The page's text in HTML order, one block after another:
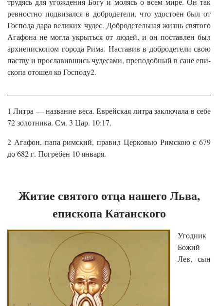
ревностно подвизался в добродетели, что удостоен был от
Господа дара великих чудес. Добродетельная жизнь святого
Агафона не могла укрыться от людей, и он поставлен был
архиепископом города Рима. Наставив в добродетели свою
паству и прославившись чудесами, преподобный в сане епи­
скопа отошел ко Господу2.
1 Литра — название веса. Еврейская литра заключала в себе
72 золотника. См. 3 Цар. 10:17.
2 Агафон, папа римский, правил Церковью Римскою с 679
до 682 г. Погребен 10 января.
Житие святого отца нашего Льва,
епископа Катанского
Угодник
Божий
Лев, сын